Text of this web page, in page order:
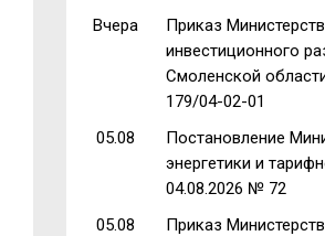
Вчера
Приказ
инвестиционного
Смоленской
179/04-02-01
05.08
Постановление
энергетики и
04.08.2026 № 72
05.08
Приказ